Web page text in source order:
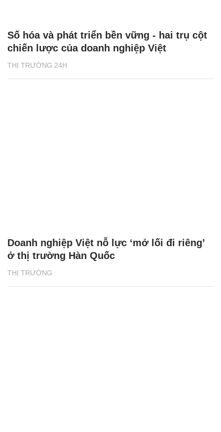
THỊ TRƯỜNG 24H
Số hóa và phát triển bền vững - hai trụ cột
chiến lược của doanh nghiệp Việt
THỊ TRƯỜNG
Doanh nghiệp Việt nỗ lực ‘mở lối đi riêng’
ở thị trường Hàn Quốc